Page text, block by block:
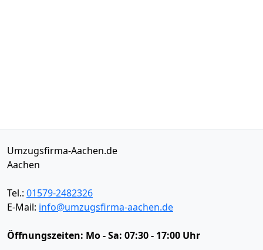
Umzugsfirma-Aachen.de
Aachen
Tel.: 01579-2482326
E-Mail: info@umzugsfirma-aachen.de
Öffnungszeiten: Mo - Sa: 07:30 - 17:00 Uhr